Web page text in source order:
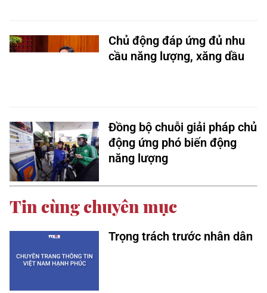
Chủ động đáp ứng đủ nhu
cầu năng lượng, xăng dầu
Đồng bộ chuỗi giải pháp chủ
động ứng phó biến động
năng lượng
Tin cùng chuyên mục
Trọng trách trước nhân dân